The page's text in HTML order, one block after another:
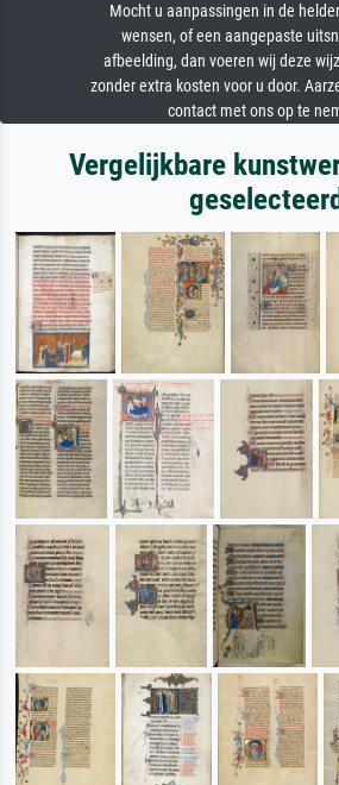
Mocht u aanpassingen in de
wensen, of een aangepaste
afbeelding, dan voeren wij deze
zonder extra kosten voor u door.
contact met ons op te
Vergelijkbare